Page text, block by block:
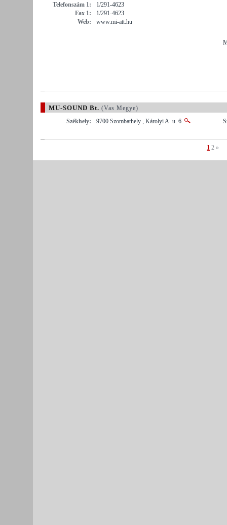
Telefonszám 1:
1/291-4623
Fax 1:
1/291-4623
Web:
www.mi-att.hu
MU-SOUND Bt. (Vas Megye)
Székhely:
9700 Szombathely , Károlyi A. u. 6.
1 2 »